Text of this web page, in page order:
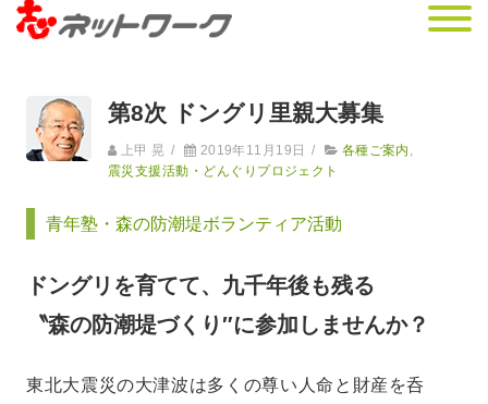
第8次 ドングリ里親大募集
上甲 晃 / 2019年11月19日 / 各種ご案内
震災支援活動・どんぐりプロジェクト
青年塾・森の防潮堤ボランティア活動
ドングリを育てて、九千年後も残る
〝森の防潮堤づくり″に参加しませんか？
東北大震災の大津波は多くの尊い人命と財産を呑